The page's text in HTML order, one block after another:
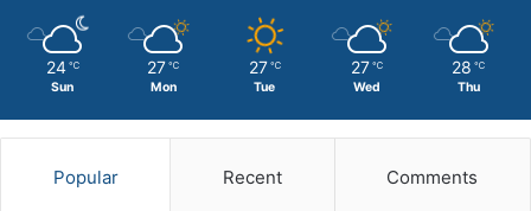
24 ℃
Sun
27 ℃
Mon
27 ℃
Tue
27 ℃
Wed
28 ℃
Thu
Popular Recent Comments